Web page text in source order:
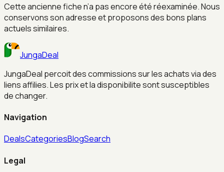
Cette ancienne fiche n’a pas encore été réexaminée. Nous
conservons son adresse et proposons des bons plans
actuels similaires.
JungaDeal
JungaDeal percoit des commissions sur les achats via des
liens affilies. Les prix et la disponibilite sont susceptibles
de changer.
Navigation
DealsCategoriesBlogSearch
Legal